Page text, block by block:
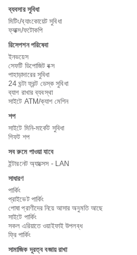
ব্যবসার সুবিধা
মিটিং/ব্যাংকোয়েট সুবিধা
ফ্যাক্স/ফটোকপি
রিসেপশন পরিষেবা
ইনভয়েস
সেফটি ডিপোজিট বক্স
পাহাড়াদারের সুবিধা
24 ঘন্টা ফ্রন্ট ডেস্ক সুবিধা
ব্যাগ রাখার ব্যবস্থা
সাইটে ATM/ক্যাশ মেশিন
শপ
সাইটে মিনি-মার্কেট সুবিধা
গিফট শপ
সব রুমে পাওয়া যাবে
ইন্টারনেট অ্যাক্সেস - LAN
সাধারণ
পার্কিং
প্রাইভেট পার্কিং
পোষা প্রাণীদের নিয়ে আসার অনুমতি আছে
সাইটে পার্কিং
সকল এরিয়াতে ওয়াইফাই উপলব্ধ
ফ্রি পার্কিং
সামাজিক দূরত্ব বজায় রাখা